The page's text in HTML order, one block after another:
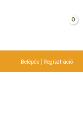
Belépés | Regisztráció